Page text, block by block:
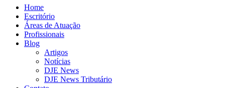
Home
Escritório
Áreas de Atuação
Profissionais
Blog
Artigos
Notícias
DJE News
DJE News Tributário